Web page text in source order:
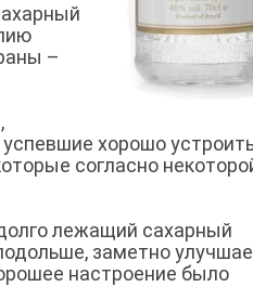
–
хорошо
согласно
лежащий сахарный
заметно
настроение было